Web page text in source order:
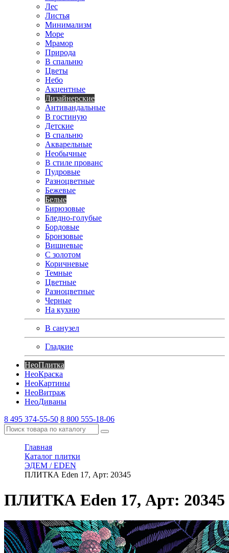
Лес
Листья
Минимализм
Море
Мрамор
Природа
В спальню
Цветы
Небо
Акцентные
Дизайнерские
Антивандальные
В гостиную
Детские
В спальню
Акварельные
Необычные
В стиле прованс
Пудровые
Разноцветные
Бежевые
Белые
Бирюзовые
Бледно-голубые
Бордовые
Бронзовые
Вишневые
С золотом
Коричневые
Темные
Цветные
Разноцветные
Черные
На кухню
В санузел
Гладкие
НеоПлитка
НеоКраска
НеоКартины
НеоВитраж
НеоДиваны
8 495 374-55-50 8 800 555-18-06
Главная
Каталог плитки
ЭДЕМ / EDEN
ПЛИТКА Eden 17, Арт: 20345
ПЛИТКА Eden 17, Арт: 20345